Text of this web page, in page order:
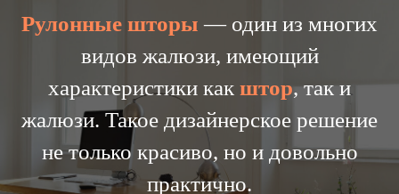
Рулонные шторы — один из многих
видов жалюзи, имеющий
характеристики как штор, так и
жалюзи. Такое дизайнерское решение
не только красиво, но и довольно
практично.